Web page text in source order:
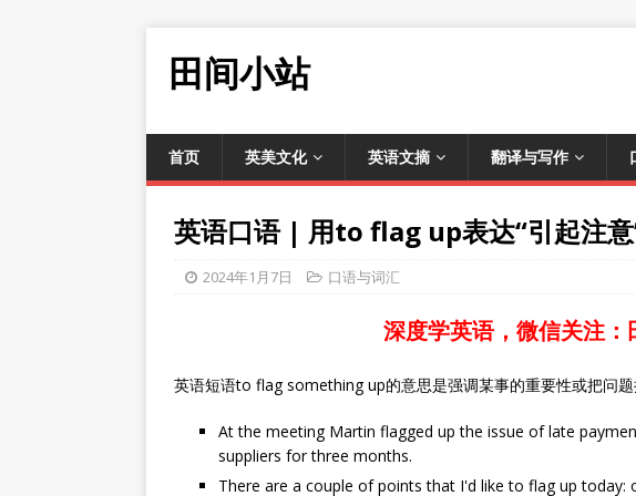
田间小站
首页 英美文化 英语文摘 翻译与写作
英语口语 | 用to flag up表达“引起注
2024年1月7日 口语与词汇
深度学英语，微信关注：
英语短语to flag something up的意思是强调某事的重要性或把问题
At the meeting Martin flagged up the issue of late
suppliers for three months.
There are a couple of points that I'd like to flag up today: